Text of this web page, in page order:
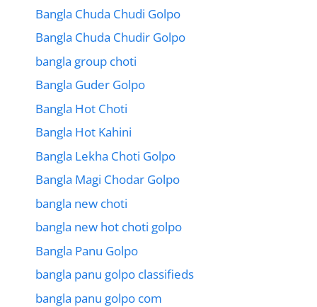
Bangla Chuda Chudi Golpo
Bangla Chuda Chudir Golpo
bangla group choti
Bangla Guder Golpo
Bangla Hot Choti
Bangla Hot Kahini
Bangla Lekha Choti Golpo
Bangla Magi Chodar Golpo
bangla new choti
bangla new hot choti golpo
Bangla Panu Golpo
bangla panu golpo classifieds
bangla panu golpo com